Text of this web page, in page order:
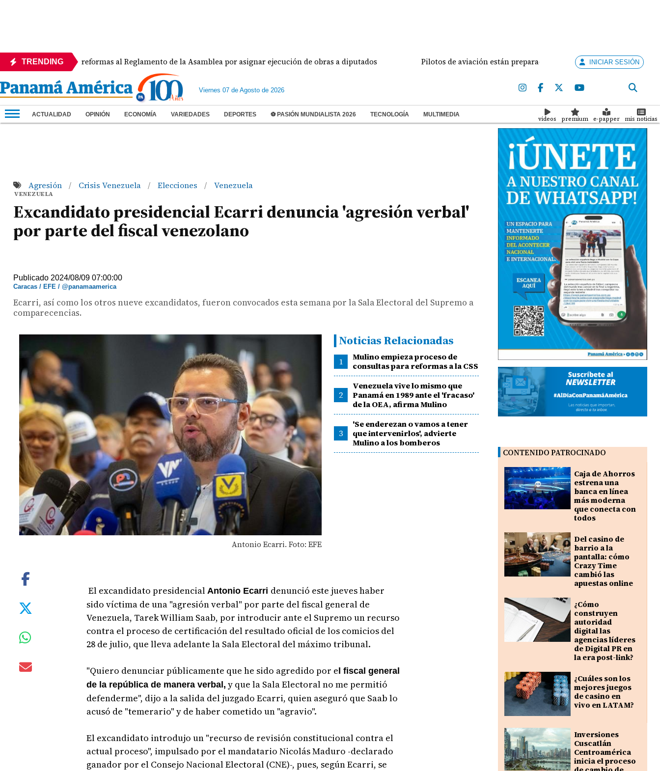
TRENDING
rechaza reformas al Reglamento de la Asamblea por asignar ejecución de obras a diputados Pilotos de aviación están preparados para ejercer la docenciaINICIAR SESIÓN
Viernes 07 de Agosto de 2026
ACTUALIDAD OPINIÓN ECONOMÍA VARIEDADES DEPORTES ⚽ PASIÓN MUNDIALISTA 2026 TECNOLOGÍA MULTIMEDIA
videos premium e-papper mis noticias
Agresión / Crisis Venezuela / Elecciones / Venezuela
VENEZUELA
Excandidato presidencial Ecarri denuncia 'agresión verbal'
por parte del fiscal venezolano
Publicado 2024/08/09 07:00:00
Caracas / EFE / @panamaamerica
Ecarri, así como los otros nueve excandidatos, fueron convocados esta semana por la Sala Electoral del Supremo a
comparecencias.
Antonio Ecarri. Foto: EFE
Noticias Relacionadas
1
Mulino empieza proceso de
consultas para reformas a la CSS
2
Venezuela vive lo mismo que
Panamá en 1989 ante el 'fracaso'
de la OEA, afirma Mulino
3
'Se enderezan o vamos a tener
que intervenirlos', advierte
Mulino a los bomberos
El excandidato presidencialAntonio Ecarri denunció este jueves haber
sido víctima de una "agresión verbal" por parte del fiscal general de
Venezuela, Tarek William Saab, por introducir ante el Supremo un recurso
contra el proceso de certificación del resultado oficial de los comicios del
28 de julio, que lleva adelante la Sala Electoral del máximo tribunal.
"Quiero denunciar públicamente que he sido agredido por e l fiscal general
de la república de manera verbal, y que la Sala Electoral no me permitió
defenderme", dijo a la salida del juzgado Ecarri, quien aseguró que Saab lo
acusó de "temerario" y de haber cometido un "agravio".
El excandidato introdujo un "recurso de revisión constitucional contra el
actual proceso", impulsado por el mandatario Nicolás Maduro -declarado
ganador por el Consejo Nacional Electoral (CNE)-, pues, según Ecarri, se
CONTENIDO PATROCINADO
Caja de Ahorros
estrena una
banca en línea
más moderna
que conecta con
todos
Del casino de
barrio a la
pantalla: cómo
Crazy Time
cambió las
apuestas online
¿Cómo
construyen
autoridad
digital las
agencias líderes
de Digital PR en
la era post-link?
¿Cuáles son los
mejores juegos
de casino en
vivo en LATAM?
Inversiones
Cuscatlán
Centroamérica
inicia el proceso